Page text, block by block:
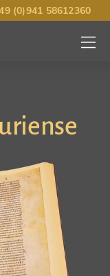
(0)941 58612360
MENÜ